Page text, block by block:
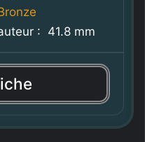
: 41.8 mm